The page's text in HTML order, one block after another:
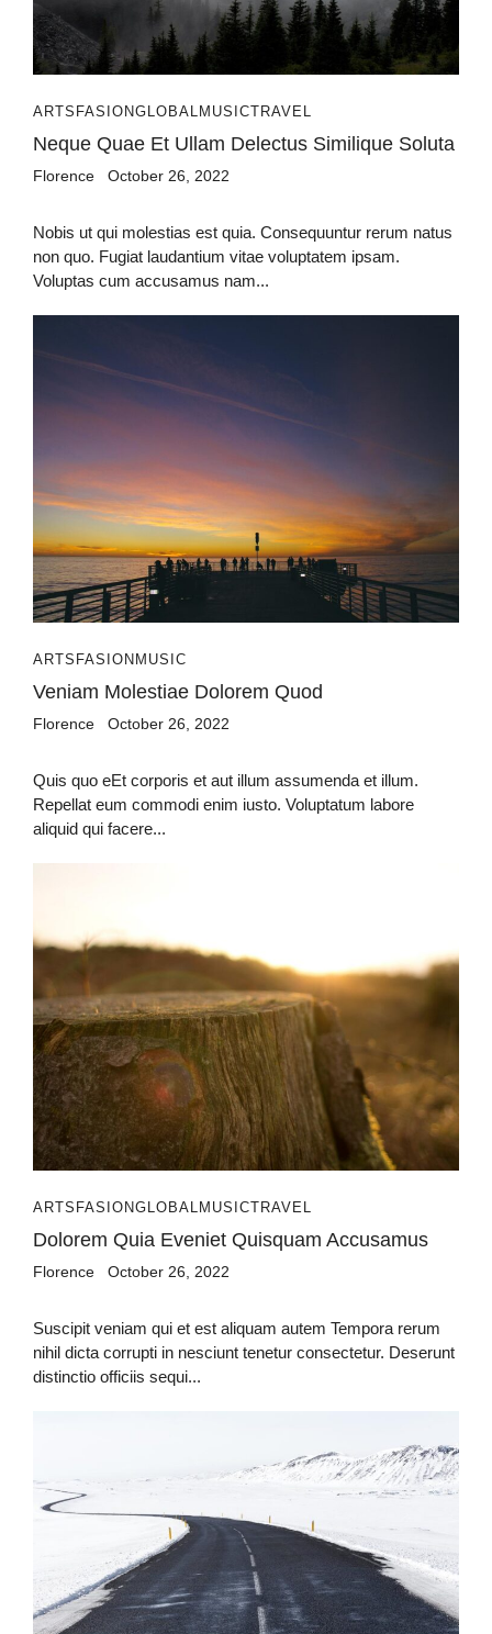
ARTS FASIONGLOBAL MUSICTRAVEL
Neque Quae Et Ullam Delectus Similique Soluta
Florence October 26, 2022
Nobis ut qui molestias est quia. Consequuntur rerum natus
non quo. Fugiat laudantium vitae voluptatem ipsam.
Voluptas cum accusamus nam...
ARTS FASION MUSIC
Veniam Molestiae Dolorem Quod
Florence October 26, 2022
Quis quo eEt corporis et aut illum assumenda et illum.
Repellat eum commodi enim iusto. Voluptatum labore
aliquid qui facere...
ARTS FASIONGLOBAL MUSICTRAVEL
Dolorem Quia Eveniet Quisquam Accusamus
Florence October 26, 2022
Suscipit veniam qui et est aliquam autem Tempora rerum
nihil dicta corrupti in nesciunt tenetur consectetur. Deserunt
distinctio officiis sequi...